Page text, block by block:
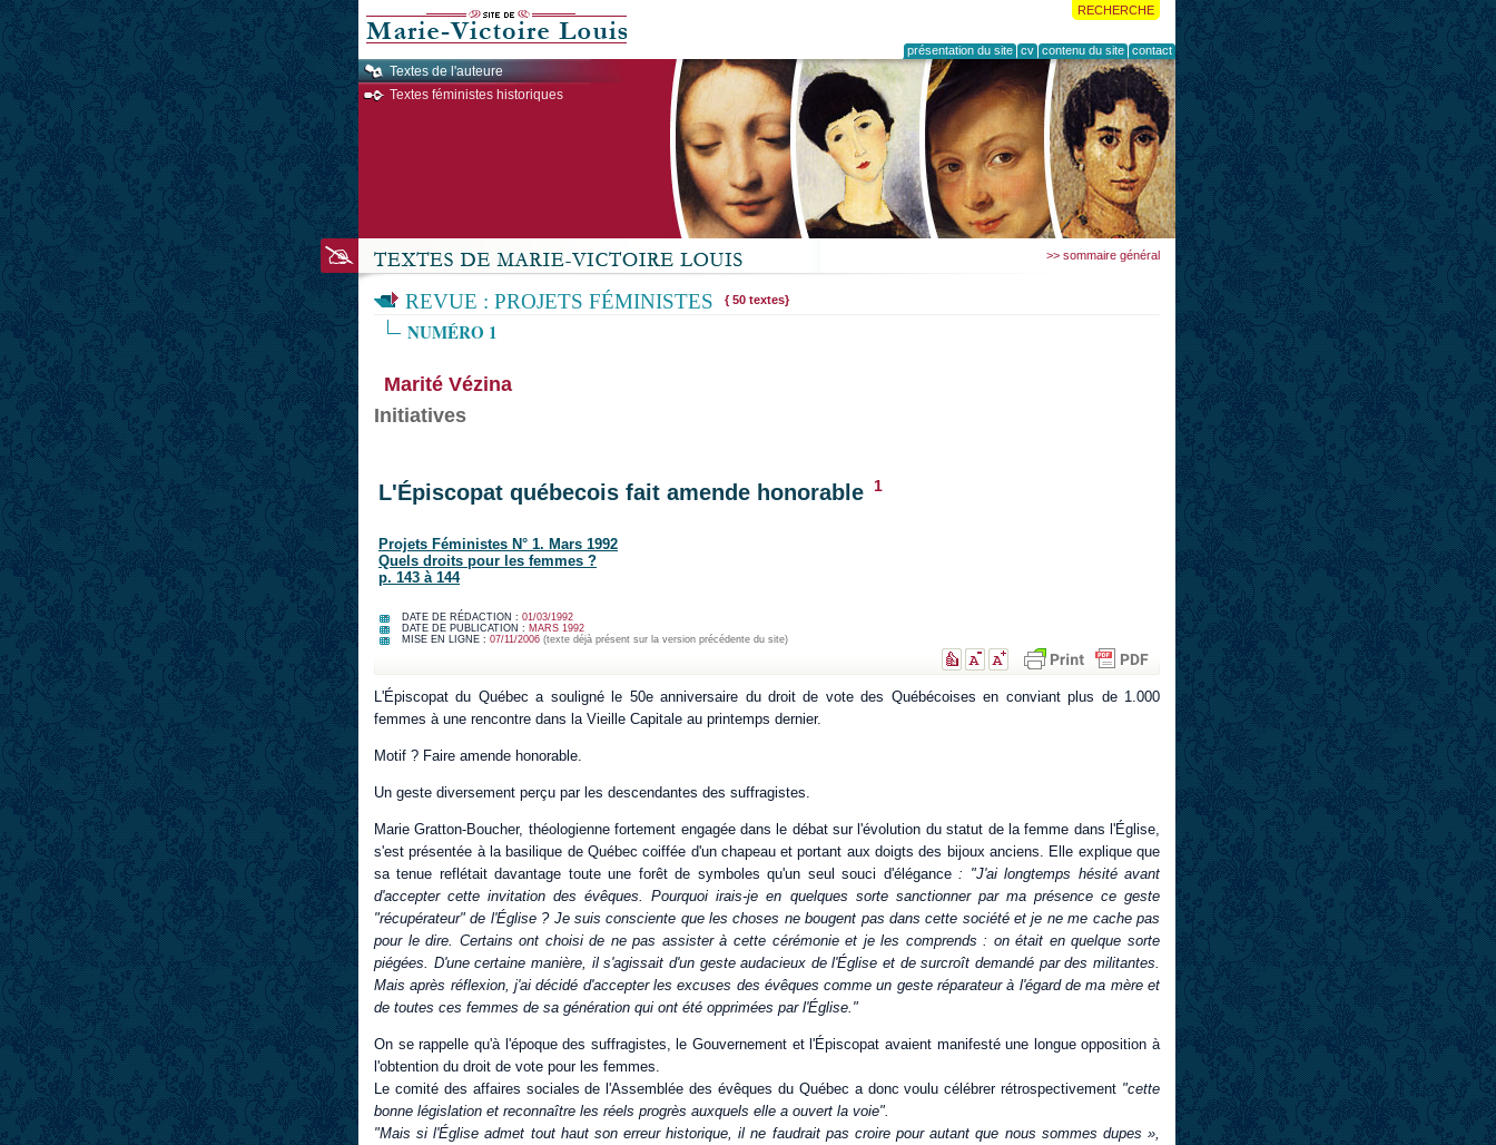
RECHERCHE
présentation du site cv contenu du site contact
Textes de l'auteure
Textes féministes historiques
>> sommaire général
REVUE : PROJETS FÉMINISTES { 50 textes}
NUMÉRO 1
Marité Vézina
Initiatives
L'Épiscopat québecois fait amende honorable 1
Projets Féministes N° 1. Mars 1992
Quels droits pour les femmes ?
p. 143 à 144
DATE DE RÉDACTION : 01/03/1992
DATE DE PUBLICATION : MARS 1992
MISE EN LIGNE : 07/11/2006 (texte déjà présent sur la version précédente du site)
L'Épiscopat du Québec a souligné le 50e anniversaire du droit de vote des Québécoises en conviant plus de 1.000
femmes à une rencontre dans la Vieille Capitale au printemps dernier.
Motif ? Faire amende honorable.
Un geste diversement perçu par les descendantes des suffragistes.
Marie Gratton-Boucher, théologienne fortement engagée dans le débat sur l'évolution du statut de la femme dans l'Église,
s'est présentée à la basilique de Québec coiffée d'un chapeau et portant aux doigts des bijoux anciens. Elle explique que
sa tenue reflétait davantage toute une forêt de symboles qu'un seul souci d'élégance : "J'ai longtemps hésité avant
d'accepter cette invitation des évêques. Pourquoi irais-je en quelques sorte sanctionner par ma présence ce geste
"récupérateur" de l'Église ? Je suis consciente que les choses ne bougent pas dans cette société et je ne me cache pas
pour le dire. Certains ont choisi de ne pas assister à cette cérémonie et je les comprends : on était en quelque sorte
piégées. D'une certaine manière, il s'agissait d'un geste audacieux de l'Église et de surcroît demandé par des militantes.
Mais après réflexion, j'ai décidé d'accepter les excuses des évêques comme un geste réparateur à l'égard de ma mère et
de toutes ces femmes de sa génération qui ont été opprimées par l'Église."
On se rappelle qu'à l'époque des suffragistes, le Gouvernement et l'Épiscopat avaient manifesté une longue opposition à
l'obtention du droit de vote pour les femmes.
Le comité des affaires sociales de l'Assemblée des évêques du Québec a donc voulu célébrer rétrospectivement "cette
bonne législation et reconnaître les réels progrès auxquels elle a ouvert la voie".
"Mais si l'Église admet tout haut son erreur historique, il ne faudrait pas croire pour autant que nous sommes dupes »,